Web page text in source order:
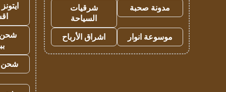
مدونة صحبة
شرقيات
السياحة
موسوعة انوار
اشراق الأرباح
شحن